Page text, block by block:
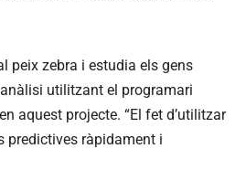
peix zebra i estudia els gens
utilitzant el programari
aquest projecte. “El fet d’utilitzar
predictives ràpidament i